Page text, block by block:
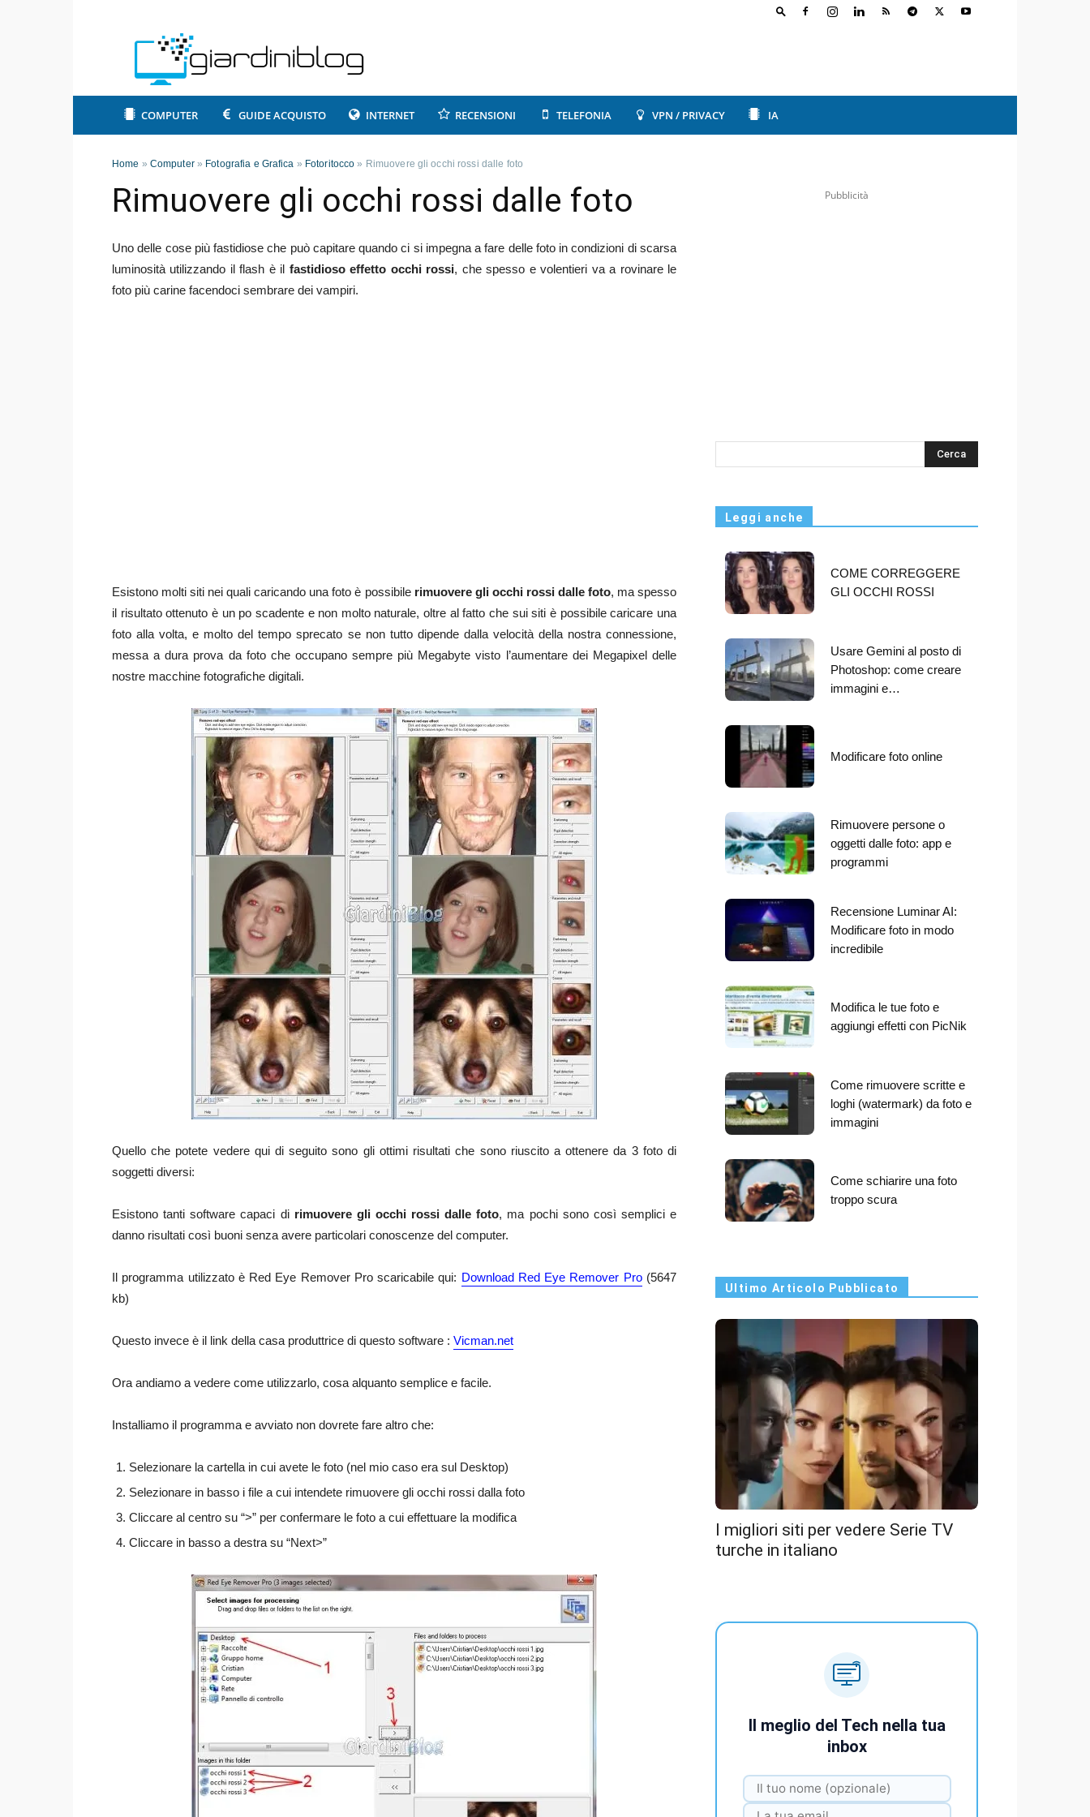
COMPUTER GUIDE ACQUISTO INTERNET RECENSIONI TELEFONIA VPN / PRIVACY IA
Home » Computer» Fotografia e Grafica » Fotoritocco » Rimuovere gli occhi rossi dalle foto
Rimuovere gli occhi rossi dalle foto
Uno delle cose più fastidiose che può capitare quando ci si impegna a fare delle foto in condizioni di scarsa
luminosità utilizzando il flash è il fastidioso effetto occhi rossi, che spesso e volentieri va a rovinare le
foto più carine facendoci sembrare dei vampiri.
Esistono molti siti nei quali caricando una foto è possibile rimuovere gli occhi rossi dalle foto, ma spesso
il risultato ottenuto è un po scadente e non molto naturale, oltre al fatto che sui siti è possibile caricare una
foto alla volta, e molto del tempo sprecato se non tutto dipende dalla velocità della nostra connessione,
messa a dura prova da foto che occupano sempre più Megabyte visto l’aumentare dei Megapixel delle
nostre macchine fotografiche digitali.
Quello che potete vedere qui di seguito sono gli ottimi risultati che sono riuscito a ottenere da 3 foto di
soggetti diversi:
Esistono tanti software capaci di rimuovere gli occhi rossi dalle foto, ma pochi sono così semplici e
danno risultati così buoni senza avere particolari conoscenze del computer.
Il programma utilizzato è Red Eye Remover Pro scaricabile qui: Download Red Eye Remover Pro(5647
kb)
Questo invece è il link della casa produttrice di questo software : Vicman.net
Ora andiamo a vedere come utilizzarlo, cosa alquanto semplice e facile.
Installiamo il programma e avviato non dovrete fare altro che:
Selezionare la cartella in cui avete le foto (nel mio caso era sul Desktop)
Selezionare in basso i file a cui intendete rimuovere gli occhi rossi dalla foto
Cliccare al centro su “>” per confermare le foto a cui effettuare la modifica
Cliccare in basso a destra su “Next>”
Pubblicità
s
Leggi anche
COME CORREGGERE
GLI OCCHI ROSSI
Usare Gemini al posto di
Photoshop: come creare
immagini e…
Modificare foto online
Rimuovere persone o
oggetti dalle foto: app e
programmi
Recensione Luminar AI:
Modificare foto in modo
incredibile
Modifica le tue foto e
aggiungi effetti con PicNik
Come rimuovere scritte e
loghi (watermark) da foto e
immagini
Come schiarire una foto
troppo scura
Ultimo Articolo Pubblicato
I migliori siti per vedere Serie TV
turche in italiano
Il meglio del Tech nella tua
inbox